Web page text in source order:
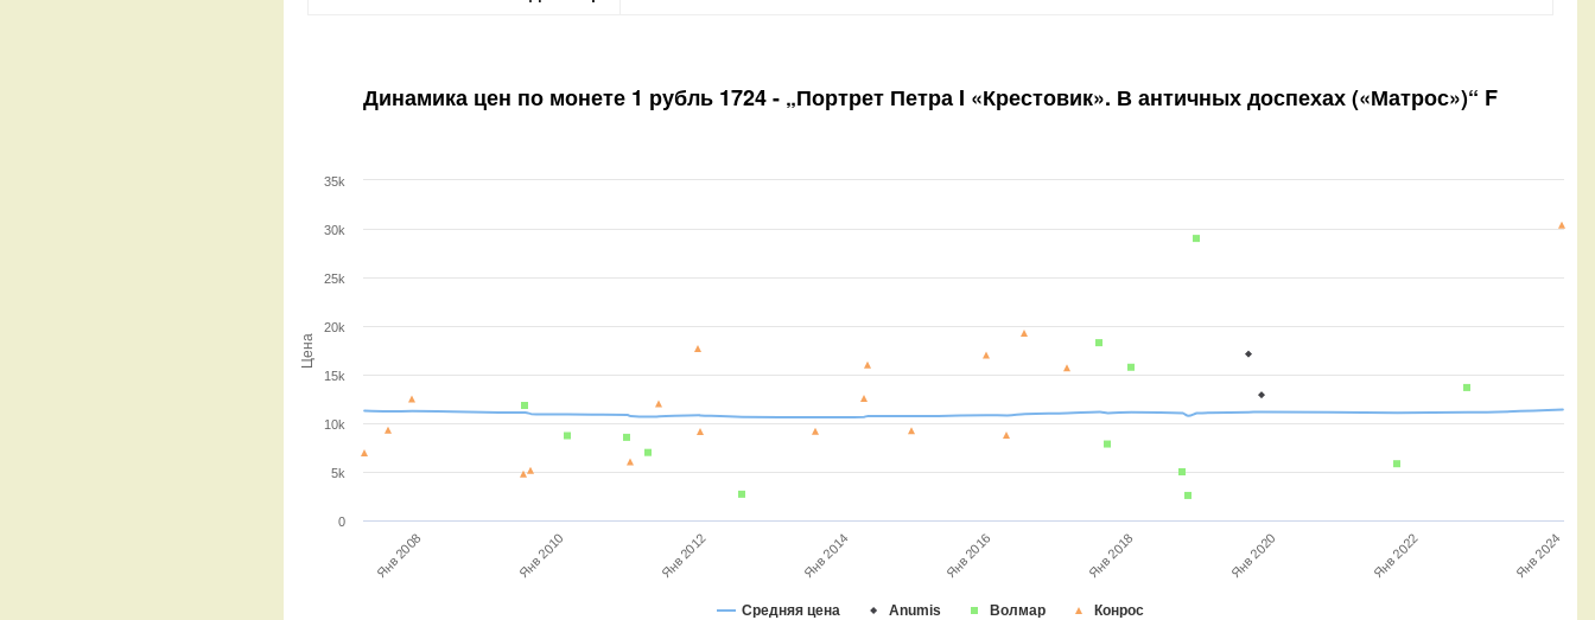
Динамика цен по монете 1 рубль 1724 - „Портрет Петра I «Крестовик». В античных доспехах («Матрос»)“ F
Цена
Средняя цена Anumis Волмар Конрос
Янв 2008 Янв 2010 Янв 2012 Янв 2014 Янв 2016 Янв 2018 Янв 2020 Янв 2022 Янв 2024
0
5k
10k
15k
20k
25k
30k
35k